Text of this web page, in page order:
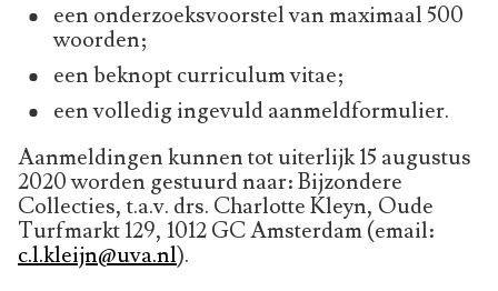
een onderzoeksvoorstel van maximaal 500
woorden;
een beknopt curriculum vitae;
een volledig ingevuld aanmeldformulier.
Aanmeldingen kunnen tot uiterlijk 15 augustus
2020 worden gestuurd naar: Bijzondere
Collecties, t.a.v. drs. Charlotte Kleyn, Oude
Turfmarkt 129, 1012 GC Amsterdam (email:
c.l.kleijn@uva.nl).